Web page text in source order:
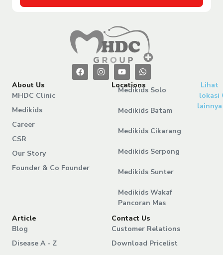
About Us
MHDC Clinic
Medikids
Career
CSR
Our Story
Founder & Co Founder
Locations
Medikids Solo
Medikids Batam
Medikids Cikarang
Medikids Serpong
Medikids Sunter
Medikids Wakaf
Pancoran Mas
Lihat
lokasi
lainnya
Article
Blog
Disease A - Z
Contact Us
Customer Relations
Download Pricelist